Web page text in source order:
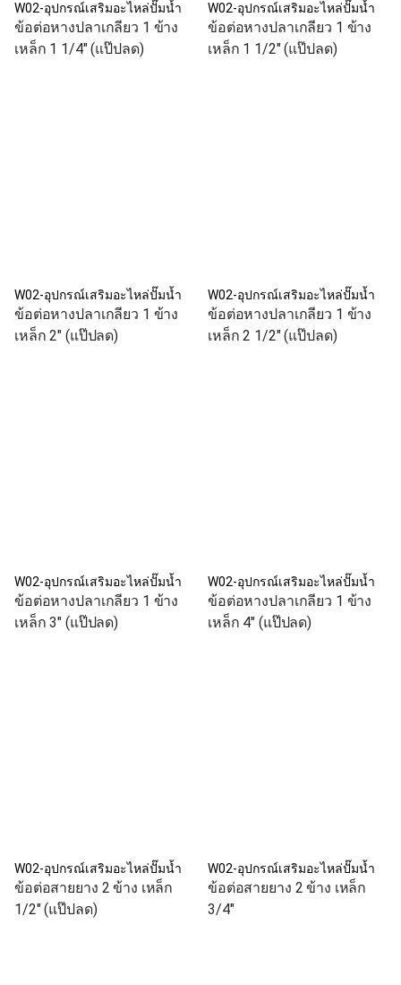
W02-อุปกรณ์เสริมอะไหล่ปั๊มน้ำ
ข้อต่อหางปลาเกลียว 1 ข้าง
เหล็ก 1 1/4" (แป๊ปลด)
W02-อุปกรณ์เสริมอะไหล่ปั๊มน้ำ
ข้อต่อหางปลาเกลียว 1 ข้าง
เหล็ก 1 1/2" (แป๊ปลด)
W02-อุปกรณ์เสริมอะไหล่ปั๊มน้ำ
ข้อต่อหางปลาเกลียว 1 ข้าง
เหล็ก 2" (แป๊ปลด)
W02-อุปกรณ์เสริมอะไหล่ปั๊มน้ำ
ข้อต่อหางปลาเกลียว 1 ข้าง
เหล็ก 2 1/2" (แป๊ปลด)
W02-อุปกรณ์เสริมอะไหล่ปั๊มน้ำ
ข้อต่อหางปลาเกลียว 1 ข้าง
เหล็ก 3" (แป๊ปลด)
W02-อุปกรณ์เสริมอะไหล่ปั๊มน้ำ
ข้อต่อหางปลาเกลียว 1 ข้าง
เหล็ก 4" (แป๊ปลด)
W02-อุปกรณ์เสริมอะไหล่ปั๊มน้ำ
ข้อต่อสายยาง 2 ข้าง เหล็ก
1/2" (แป๊ปลด)
W02-อุปกรณ์เสริมอะไหล่ปั๊มน้ำ
ข้อต่อสายยาง 2 ข้าง เหล็ก
3/4"